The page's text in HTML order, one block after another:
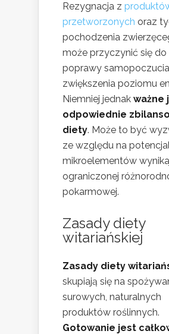
Rezygnacja z
przetworzonych oraz
pochodzenia
może przyczynić się do
poprawy
zwiększenia poziomu
Niemniej jednak ważne
odpowiednie
diety. Może to być
ze względu na
mikroelementów
ograniczonej
pokarmowej.
Zasady diety
witariańskiej
Zasady diety
skupiają się na
surowych, naturalnych
produktów roślinnych.
Gotowanie jest